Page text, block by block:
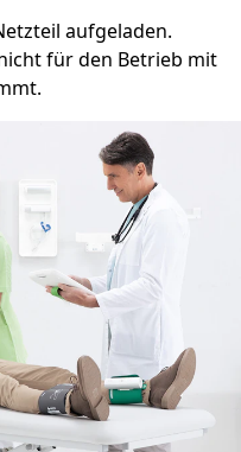
aufgeladen.
für den Betrieb mit